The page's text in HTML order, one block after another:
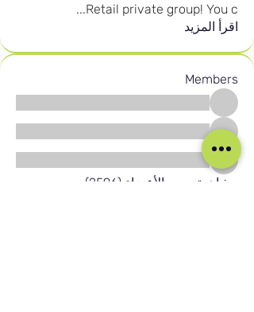
Retail private group! You c
...
اقرأ المزيد
Members
مشاهدة جميع الأعضاء (2596)